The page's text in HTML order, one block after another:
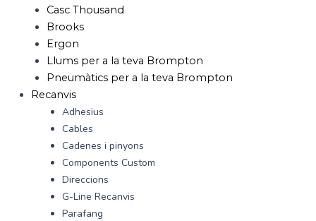
Casc Thousand
Brooks
Ergon
Llums per a la teva Brompton
Pneumàtics per a la teva Brompton
Recanvis
Adhesius
Cables
Cadenes i pinyons
Components Custom
Direccions
G-Line Recanvis
Parafang